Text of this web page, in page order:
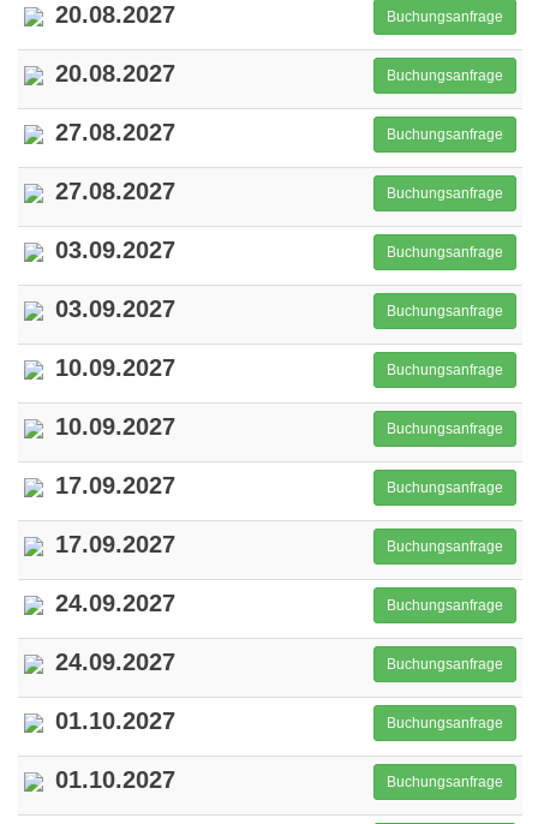
20.08.2027 Buchungsanfrage
20.08.2027 Buchungsanfrage
27.08.2027 Buchungsanfrage
27.08.2027 Buchungsanfrage
03.09.2027 Buchungsanfrage
03.09.2027 Buchungsanfrage
10.09.2027 Buchungsanfrage
10.09.2027 Buchungsanfrage
17.09.2027 Buchungsanfrage
17.09.2027 Buchungsanfrage
24.09.2027 Buchungsanfrage
24.09.2027 Buchungsanfrage
01.10.2027 Buchungsanfrage
01.10.2027 Buchungsanfrage